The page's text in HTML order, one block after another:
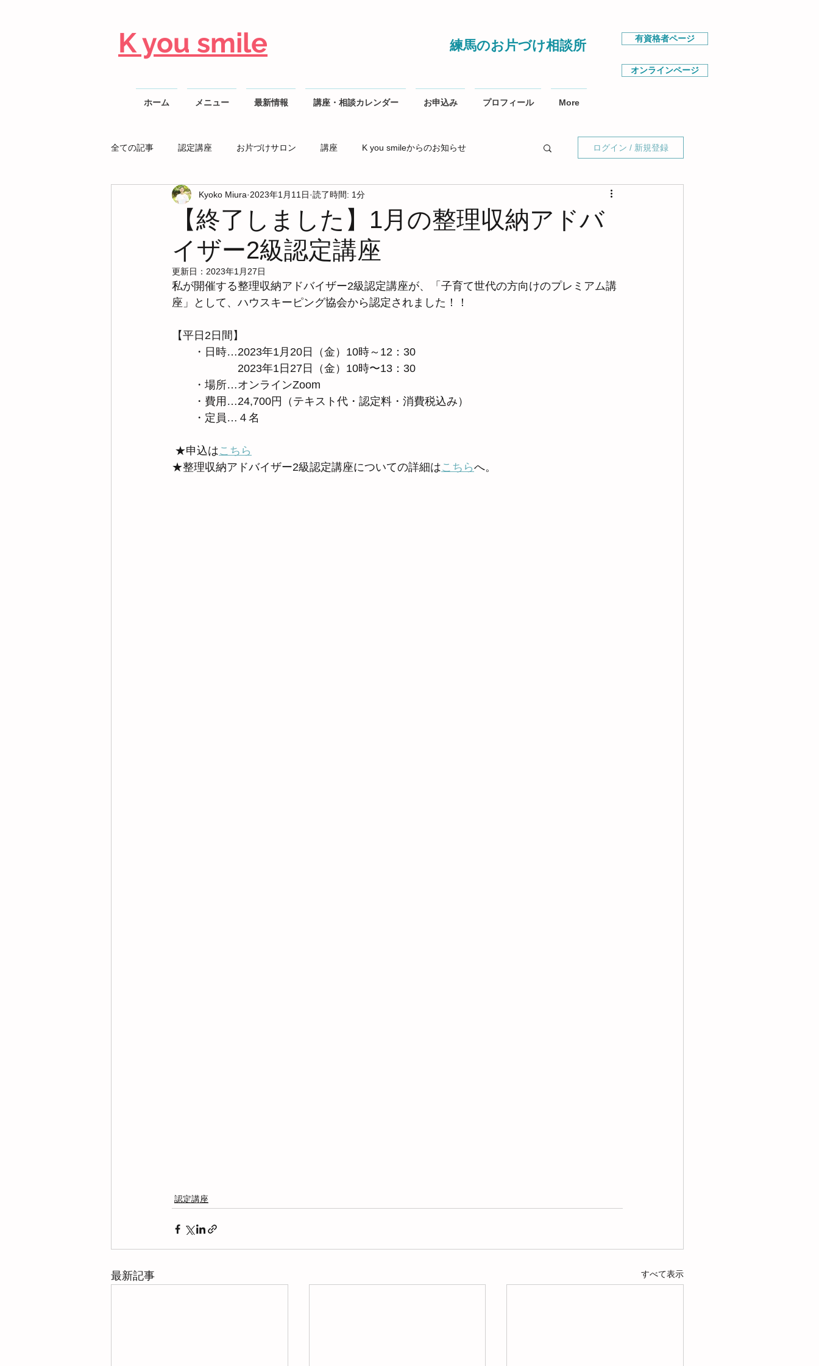
K you smile 練馬のお片づけ相談所 有資格者ページ
オンラインページ
ホーム メニュー 最新情報 講座・相談カレンダー お申込み プロフィール More
全ての記事 認定講座 お片づけサロン 講座 K you smileからのお知らせ
整理収納AD勉強会
ログイン / 新規登録
【終了しました】1月の整理収納アドバ
イザー2級認定講座
Kyoko Miura 2023年1月11日 読了時間: 1分
更新日： 2023年1月27日
私が開催する整理収納アドバイザー2級認定講座が、「子育て世代の方向けのプレミアム講
座」として、ハウスキーピング協会から認定されました！！
【平日2日間】
・日時…2023年1月20日（金）10時～12：30
2023年1日27日（金）10時〜13：30
・場所…オンラインZoom
・費用…24,700円（テキスト代・認定料・消費税込み）
・定員…４名
★申込はこちら
★整理収納アドバイザー2級認定講座についての詳細はこちらへ。
認定講座
最新記事 すべて表示